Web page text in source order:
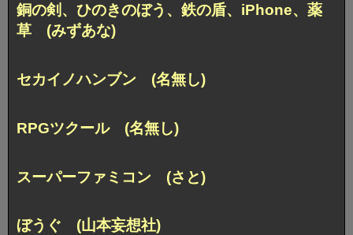
銅の剣、ひのきのぼう、鉄の盾、iPhone、薬
草 (みずあな)
セカイノハンブン (名無し)
RPGツクール (名無し)
スーパーファミコン (さと)
ぼうぐ (山本妄想社)